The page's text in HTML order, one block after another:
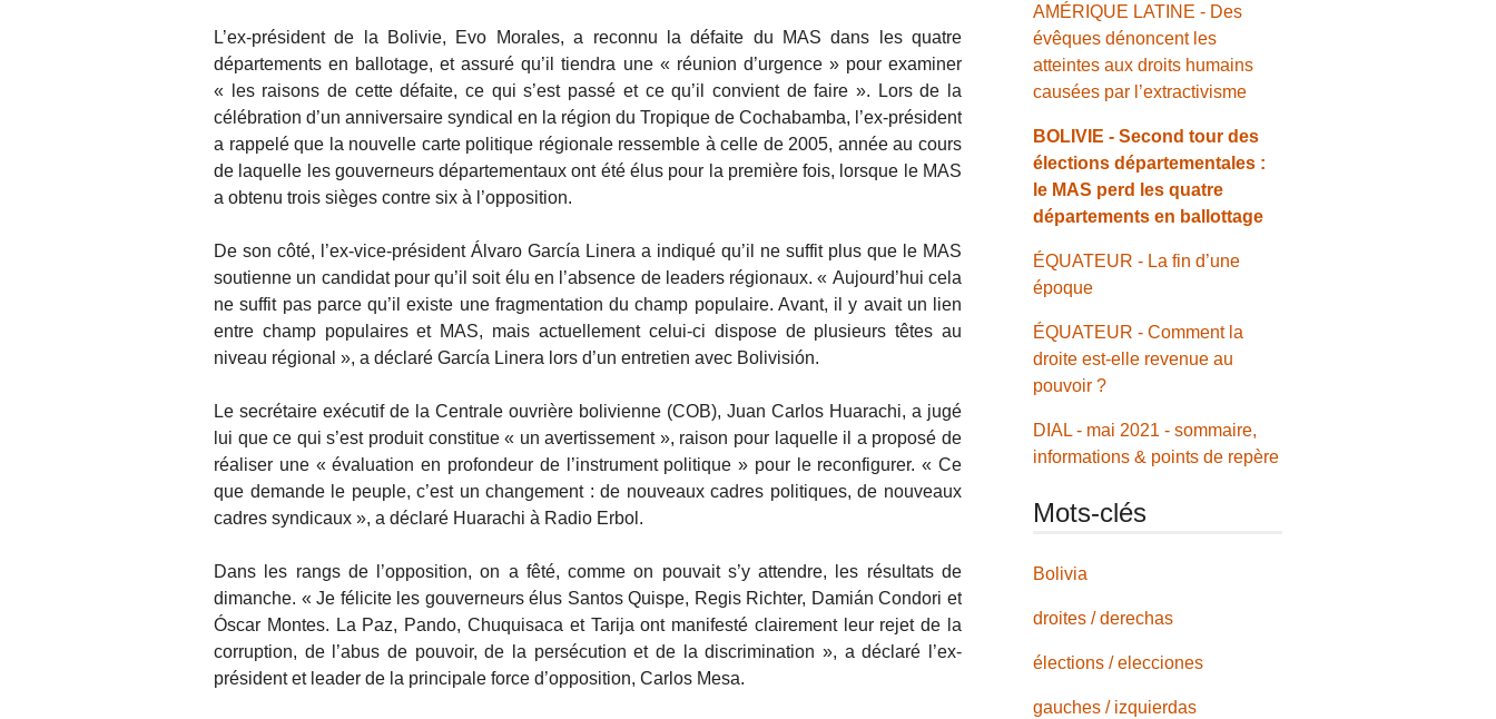
L’ex-président de la Bolivie, Evo Morales, a reconnu la défaite du MAS dans les quatre
départements en ballotage, et assuré qu’il tiendra une « réunion d’urgence » pour examiner
« les raisons de cette défaite, ce qui s’est passé et ce qu’il convient de faire ». Lors de la
célébration d’un anniversaire syndical en la région du Tropique de Cochabamba, l’ex-président
a rappelé que la nouvelle carte politique régionale ressemble à celle de 2005, année au cours
de laquelle les gouverneurs départementaux ont été élus pour la première fois, lorsque le MAS
a obtenu trois sièges contre six à l’opposition.
De son côté, l’ex-vice-président Álvaro García Linera a indiqué qu’il ne suffit plus que le MAS
soutienne un candidat pour qu’il soit élu en l’absence de leaders régionaux. « Aujourd’hui cela
ne suffit pas parce qu’il existe une fragmentation du champ populaire. Avant, il y avait un lien
entre champ populaires et MAS, mais actuellement celui-ci dispose de plusieurs têtes au
niveau régional », a déclaré García Linera lors d’un entretien avec Bolivisión.
Le secrétaire exécutif de la Centrale ouvrière bolivienne (COB), Juan Carlos Huarachi, a jugé
lui que ce qui s’est produit constitue « un avertissement », raison pour laquelle il a proposé de
réaliser une « évaluation en profondeur de l’instrument politique » pour le reconfigurer. « Ce
que demande le peuple, c’est un changement : de nouveaux cadres politiques, de nouveaux
cadres syndicaux », a déclaré Huarachi à Radio Erbol.
Dans les rangs de l’opposition, on a fêté, comme on pouvait s’y attendre, les résultats de
dimanche. « Je félicite les gouverneurs élus Santos Quispe, Regis Richter, Damián Condori et
Óscar Montes. La Paz, Pando, Chuquisaca et Tarija ont manifesté clairement leur rejet de la
corruption, de l’abus de pouvoir, de la persécution et de la discrimination », a déclaré l’ex-
président et leader de la principale force d’opposition, Carlos Mesa.
AMÉRIQUE LATINE - Des
évêques dénoncent les
atteintes aux droits humains
causées par l’extractivisme
BOLIVIE - Second tour des
élections départementales :
le MAS perd les quatre
départements en ballottage
ÉQUATEUR - La fin d’une
époque
ÉQUATEUR - Comment la
droite est-elle revenue au
pouvoir ?
DIAL - mai 2021 - sommaire,
informations & points de repère
Mots-clés
Bolivia
droites / derechas
élections / elecciones
gauches / izquierdas